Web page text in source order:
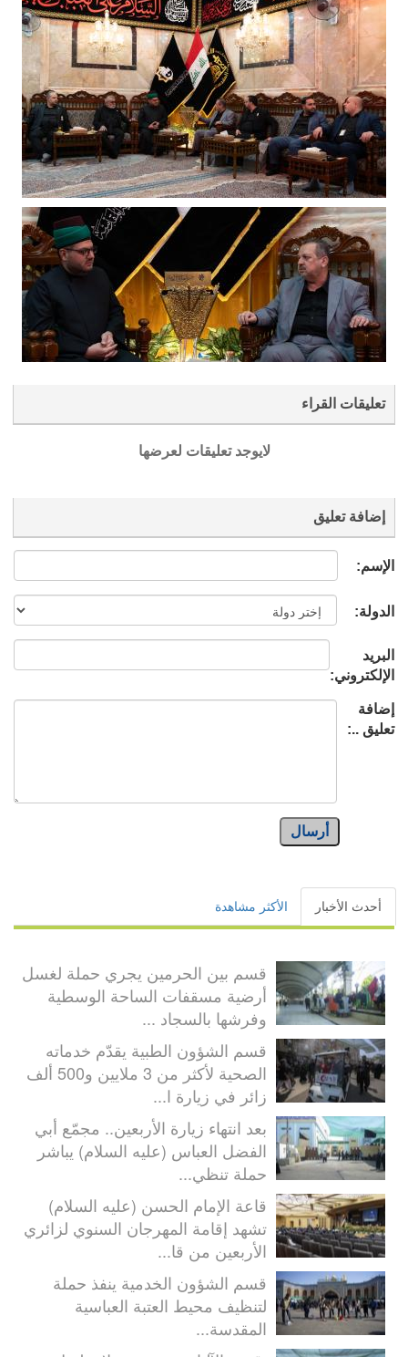
تعليقات القراء
لايوجد تعليقات لعرضها
إضافة تعليق
الإسم:
الدولة:
البريد
الإلكتروني:
إضافة
تعليق ..:
أرسال
أحدث الأخبار الأكثر مشاهدة
قسم بين الحرمين يجري حملة لغسل
أرضية مسقفات الساحة الوسطية
وفرشها بالسجاد ...
قسم الشؤون الطبية يقدّم خدماته
الصحية لأكثر من 3 ملايين و500 ألف
زائر في زيارة ا...
بعد انتهاء زيارة الأربعين.. مجمّع أبي
الفضل العباس (عليه السلام) يباشر
حملة تنظي...
قاعة الإمام الحسن (عليه السلام)
تشهد إقامة المهرجان السنوي لزائري
الأربعين من قا...
قسم الشؤون الخدمية ينفذ حملة
لتنظيف محيط العتبة العباسية
المقدسة...